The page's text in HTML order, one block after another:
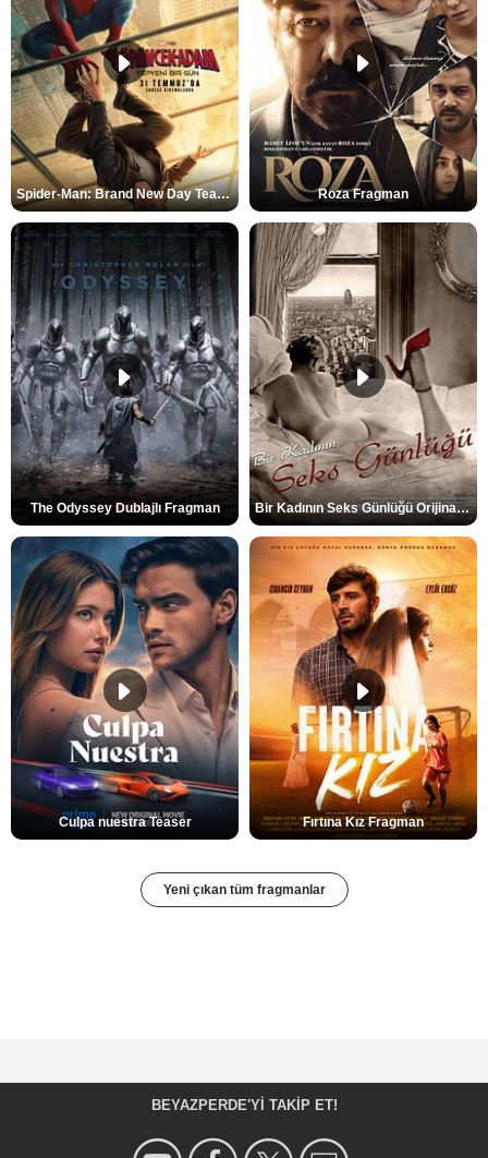
Spider-Man: Brand New Day Teaser Roza Fragman
The Odyssey Dublajlı Fragman Bir Kadının Seks Günlüğü Orijinal Fragman
Culpa nuestra Teaser Fırtına Kız Fragman
Yeni çıkan tüm fragmanlar
BEYAZPERDE'YI TAKIP ET!